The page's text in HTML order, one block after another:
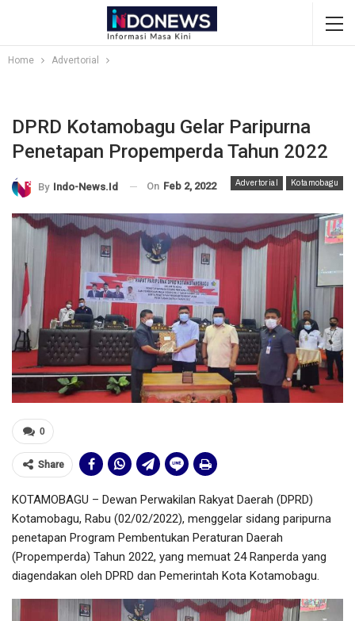
Home Advertorial
DPRD Kotamobagu Gelar Paripurna
Penetapan Propemperda Tahun 2022
Advertorial Kotamobagu
By Indo-News.id On Feb 2, 2022
0
Share
KOTAMOBAGU – Dewan Perwakilan Rakyat Daerah (DPRD)
Kotamobagu, Rabu (02/02/2022), menggelar sidang paripurna
penetapan Program Pembentukan Peraturan Daerah
(Propemperda) Tahun 2022, yang memuat 24 Ranperda yang
diagendakan oleh DPRD dan Pemerintah Kota Kotamobagu.